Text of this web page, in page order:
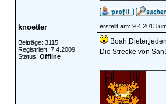
knoetter
Beiträge: 3115
Registriert: 7.4.2009
Status: Offline
erstellt am: 9.4.2013
Die Strecke von